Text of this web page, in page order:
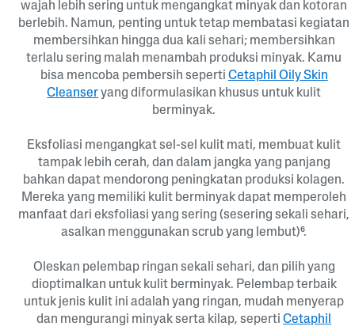
wajah lebih sering untuk mengangkat minyak dan kotoran
berlebih. Namun, penting untuk tetap membatasi kegiatan
membersihkan hingga dua kali sehari; membersihkan
terlalu sering malah menambah produksi minyak. Kamu
bisa mencoba pembersih seperti Cetaphil Oily Skin
Cleanseryang diformulasikan khusus untuk kulit
berminyak.
Eksfoliasi mengangkat sel-sel kulit mati, membuat kulit
tampak lebih cerah, dan dalam jangka yang panjang
bahkan dapat mendorong peningkatan produksi kolagen.
Mereka yang memiliki kulit berminyak dapat memperoleh
manfaat dari eksfoliasi yang sering (sesering sekali sehari,
asalkan menggunakan scrub yang lembut)⁶.
Oleskan pelembap ringan sekali sehari, dan pilih yang
dioptimalkan untuk kulit berminyak. Pelembap terbaik
untuk jenis kulit ini adalah yang ringan, mudah menyerap
dan mengurangi minyak serta kilap, sepertiCetaphil